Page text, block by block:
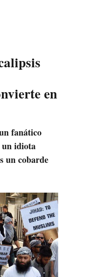
en
fanático
un idiota
un cobarde